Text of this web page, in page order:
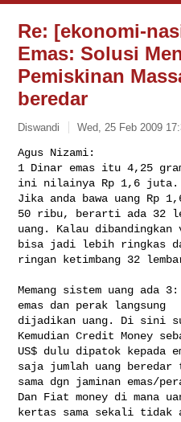
Re: [ekonomi-
Emas: Solusi
Pemiskinan
beredar
Diswandi Wed, 25 Feb 2009
Agus Nizami:
1 Dinar emas itu 4,25
ini nilainya Rp 1,6 juta.
Jika anda bawa uang Rp
50 ribu, berarti ada 32
uang. Kalau
bisa jadi lebih ringkas
ringan ketimbang 32
Memang sistem uang ada
emas dan perak langsung
dijadikan uang. Di sini
Kemudian Credit Money
US$ dulu dipatok kepada
saja jumlah uang beredar
sama dgn jaminan emas/
Dan Fiat money di mana
kertas sama sekali tidak